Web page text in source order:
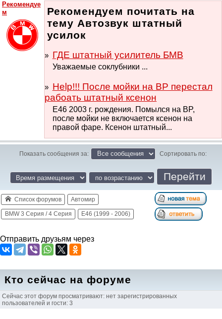
Рекомендуе
м
Рекомендуем почитать на
тему Автозвук штатный
усилок
ГДЕ штатный усилитель БМВ
Уважаемые соклубники ...
Help!!! После мойки на BP перестал
рабоать штатный ксенон
E46 2003 г. рождения. Помылся на BP,
после мойки не включается ксенон на
правой фаре. Ксенон штатный...
Показать сообщения за: Сортировать по:
Список форумов Автомир
BMW 3 Серия / 4 Серия E46 (1999 - 2006)
Отправить друзьям через
Кто сейчас на форуме
Сейчас этот форум просматривают: нет зарегистрированных
пользователей и гости: 3